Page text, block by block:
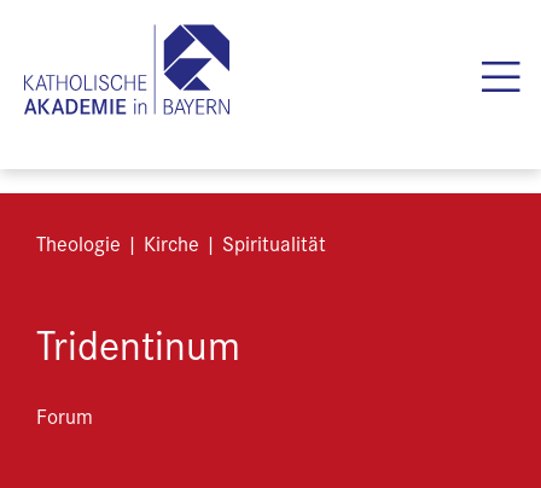
Theologie | Kirche | Spiritualität
Tridentinum
Forum